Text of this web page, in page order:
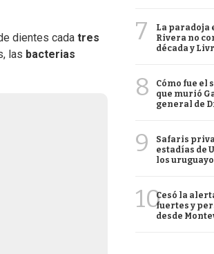
dientes cada tres
las bacterias
7
La paradoja
Rivera no
década y
8
Cómo fue el
que murió
general de
9
Safaris
estadías de
los
10Cesó la
fuertes y
desde